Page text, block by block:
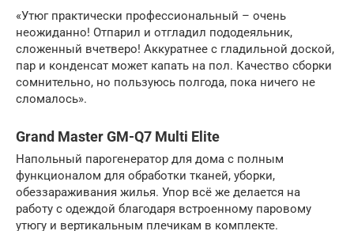
«Утюг практически профессиональный – очень
неожиданно! Отпарил и отгладил пододеяльник,
сложенный вчетверо! Аккуратнее с гладильной доской,
пар и конденсат может капать на пол. Качество сборки
сомнительно, но пользуюсь полгода, пока ничего не
сломалось».
Grand Master GM-Q7 Multi Elite
Напольный парогенератор для дома с полным
функционалом для обработки тканей, уборки,
обеззараживания жилья. Упор всё же делается на
работу с одеждой благодаря встроенному паровому
утюгу и вертикальным плечикам в комплекте.